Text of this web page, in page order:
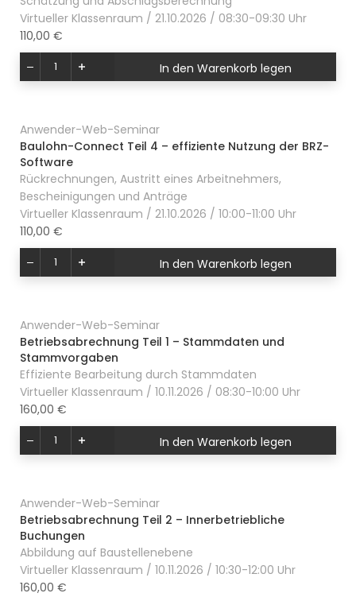
Virtueller Klassenraum / 21.10.2026 / 08:30-09:30 Uhr
110,00 €
In den Warenkorb legen
Anwender-Web-Seminar
Baulohn-Connect Teil 4 – effiziente Nutzung der BRZ-
Software
Rückrechnungen, Austritt eines Arbeitnehmers,
Bescheinigungen und Anträge
Virtueller Klassenraum / 21.10.2026 / 10:00-11:00 Uhr
110,00 €
In den Warenkorb legen
Anwender-Web-Seminar
Betriebsabrechnung Teil 1 – Stammdaten und
Stammvorgaben
Effiziente Bearbeitung durch Stammdaten
Virtueller Klassenraum / 10.11.2026 / 08:30-10:00 Uhr
160,00 €
In den Warenkorb legen
Anwender-Web-Seminar
Betriebsabrechnung Teil 2 – Innerbetriebliche
Buchungen
Abbildung auf Baustellenebene
Virtueller Klassenraum / 10.11.2026 / 10:30-12:00 Uhr
160,00 €